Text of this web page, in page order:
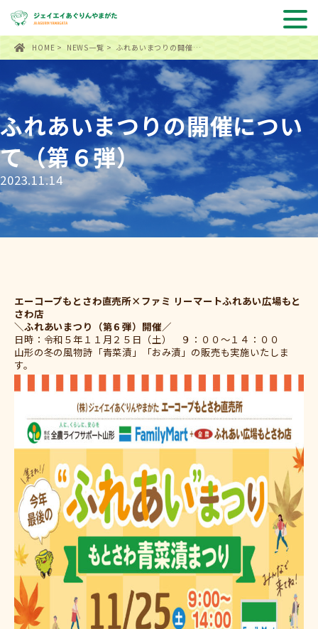
HOME > NEWS一覧 > ふれあいまつりの開催…
ふれあいまつりの開催につい
て（第６弾）
2023.11.14
エーコープもとさわ直売所×ファミ リーマートふれあい広場もと
さわ店
＼ふれあいまつり（第６弾）開催／
日時：令和５年１１月２５日（土） ９：００～１４：００
山形の冬の風物詩「青菜漬」「おみ漬」の販売も実施いたしま
す。